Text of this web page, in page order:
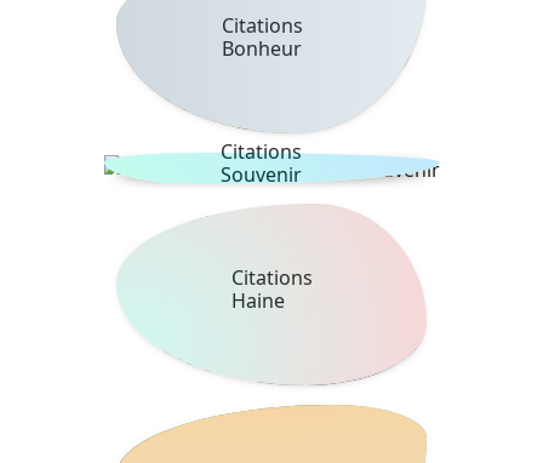
Citations
Bonheur
Citations
Souvenir
Citations
Haine